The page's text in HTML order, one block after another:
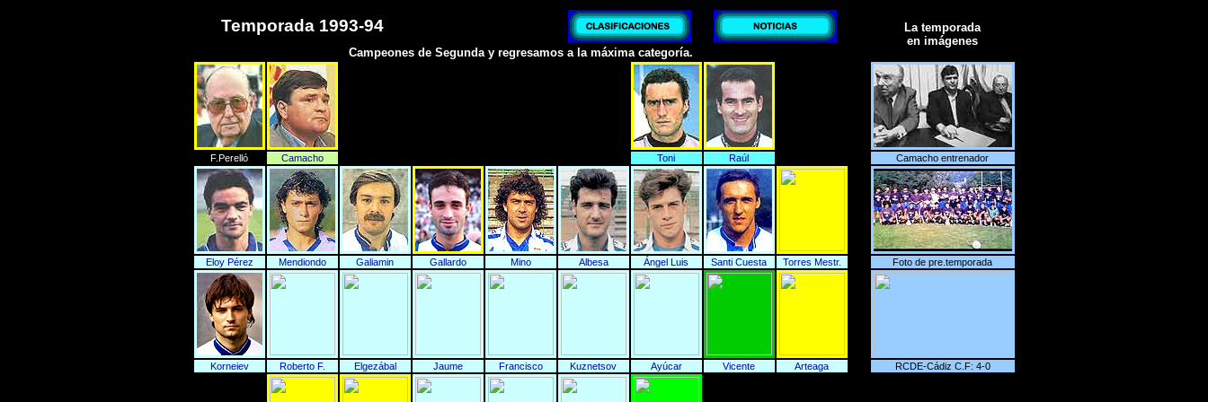
Temporada 1993-94
La temporada
en imágenes
Campeones de Segunda y regresamos a la máxima categoría.
F.Perelló Camacho Toni Raúl Camacho entrenador
Eloy Pérez Mendiondo Galiamin Gallardo Mino Albesa Ángel Luis Santi Cuesta Torres Mestr. Foto de pre.temporada
Korneiev Roberto F. Elgezábal Jaume Francisco Kuznetsov Ayúcar Vicente Arteaga RCDE-Cádiz C.F: 4-0